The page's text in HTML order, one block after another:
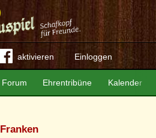
aktivieren Einloggen
Forum Ehrentribüne Kalender
Franken